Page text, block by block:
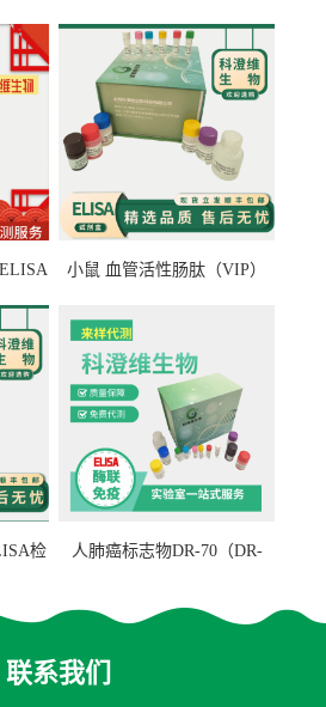
小鼠 血管活性肠肽（VIP）
检
人肺癌标志物DR-70（DR-
联系我们